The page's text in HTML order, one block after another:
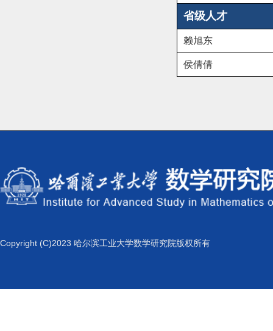
省级人才
赖旭东
侯倩倩
Copyright (C)2023 哈尔滨工业大学数学研究院版权所有